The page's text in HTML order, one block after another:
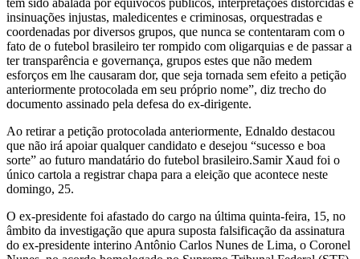
insinuações injustas, maledicentes e criminosas, orquestradas e
coordenadas por diversos grupos, que nunca se contentaram com o
fato de o futebol brasileiro ter rompido com oligarquias e de passar a
ter transparência e governança, grupos estes que não medem
esforços em lhe causaram dor, que seja tornada sem efeito a petição
anteriormente protocolada em seu próprio nome”, diz trecho do
documento assinado pela defesa do ex-dirigente.
Ao retirar a petição protocolada anteriormente, Ednaldo destacou
que não irá apoiar qualquer candidato e desejou “sucesso e boa
sorte” ao futuro mandatário do futebol brasileiro.Samir Xaud foi o
único cartola a registrar chapa para a eleição que acontece neste
domingo, 25.
O ex-presidente foi afastado do cargo na última quinta-feira, 15, no
âmbito da investigação que apura suposta falsificação da assinatura
do ex-presidente interino Antônio Carlos Nunes de Lima, o Coronel